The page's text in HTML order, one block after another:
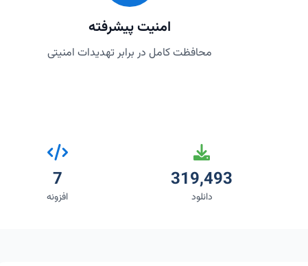
امنیت پیشرفته
محافظت کامل در برابر تهدیدات امنیتی
319,493
دانلود
7
افزونه